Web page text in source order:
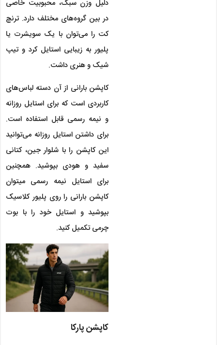
دلیل وزن سبک، محبوبیت خاصی
در بین گروه‌های مختلف دارد. ترنچ
کت را می‌توان با یک سویشرت یا
پلیور به زیبایی استایل کرد و تیپ
شیک و هنری داشت.
کاپشن بارانی از آن دسته لباس‌های
کاربردی است که برای استایل روزانه
و نیمه رسمی قابل استفاده است.
برای داشتن استایل روزانه می‌توانید
این کاپشن را با شلوار جین، کتانی
سفید و هودی بپوشید. همچنین
برای استایل نیمه رسمی می‎توان
کاپشن بارانی را روی پلیور کلاسیک
بپوشید و استایل خود را با بوت
چرمی تکمیل کنید.
کاپشن پارکا